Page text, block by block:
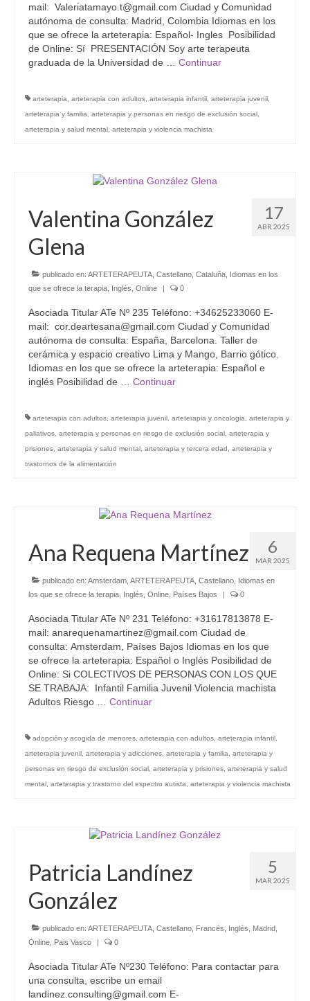
mail: Valeriatamayo.t@gmail.com Ciudad y Comunidad
autónoma de consulta: Madrid, Colombia Idiomas en los
que se ofrece la arteterapia: Español- Ingles Posibilidad
de Online: Sí PRESENTACIÓN Soy arte terapeuta
graduada de la Universidad de … Continuar
arteterapia, arteterapia con adultos, arteterapia infantil, arteterapia juvenil,
arteterapia y familia, arteterapia y personas en riesgo de exclusión social,
arteterapia y salud mental, arteterapia y violencia machista
17
ABR 2025
Valentina González
Glena
publicado en: ARTETERAPEUTA Castellano Cataluña Idiomas en los
que se ofrece la terapia Inglés Online | 0
Asociada Titular ATe Nº 235 Teléfono: +34625233060 E-
mail: cor.deartesana@gmail.com Ciudad y Comunidad
autónoma de consulta: España, Barcelona. Taller de
cerámica y espacio creativo Lima y Mango, Barrio gótico.
Idiomas en los que se ofrece la arteterapia: Español e
inglés Posibilidad de … Continuar
arteterapia con adultos arteterapia juvenil arteterapia y oncologia
arteterapia y
paliativos arteterapia y personas en riesgo de exclusión social arteterapia y
prisiones arteterapia y salud mental arteterapia y tercera edad
arteterapia y
trastornos de la alimentación
6
MAR 2025
Ana Requena Martínez
publicado en: Amsterdam ARTETERAPEUTA Castellano Idiomas en
los que se ofrece la terapia Inglés Online Países Bajos | 0
Asociada Titular ATe Nº 231 Teléfono: +31617813878 E-
mail: anarequenamartinez@gmail.com Ciudad de
consulta: Amsterdam, Países Bajos Idiomas en los que
se ofrece la arteterapia: Español o Inglés Posibilidad de
Online: Si COLECTIVOS DE PERSONAS CON LOS QUE
SE TRABAJA: Infantil Familia Juvenil Violencia machista
Adultos Riesgo … Continuar
adopción y acogida de menores arteterapia con adultos arteterapia infantil
arteterapia juvenil arteterapia y adicciones arteterapia y familia
arteterapia y
personas en riesgo de exclusión social arteterapia y prisiones arteterapia y salud
mental arteterapia y trastorno del espectro autista arteterapia y violencia machista
5
MAR 2025
Patricia Landínez
González
publicado en: ARTETERAPEUTA Castellano Francés Inglés Madrid
Online
Pais Vasco 0
Asociada Titular ATe Nº230 Teléfono: Para contactar para
una consulta, escribe un email
landinez.consulting@gmail.com E-